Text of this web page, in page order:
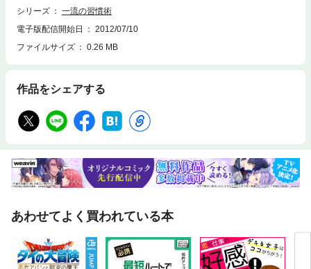
シリーズ
一流の習慣術
電子版配信開始日
2012/07/10
ファイルサイズ
0.26 MB
作品をシェアする
あわせてよく買われている本